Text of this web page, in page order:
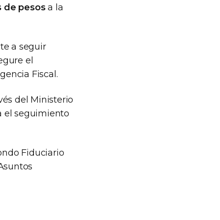
de pesosa la
a seguir
el
Fiscal.
del Ministerio
el seguimiento
Fiduciario